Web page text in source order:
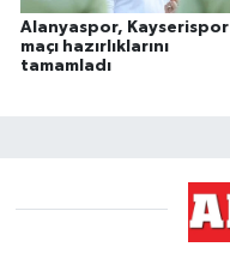
Alanyaspor, Kayserispor
maçı hazırlıklarını
tamamladı